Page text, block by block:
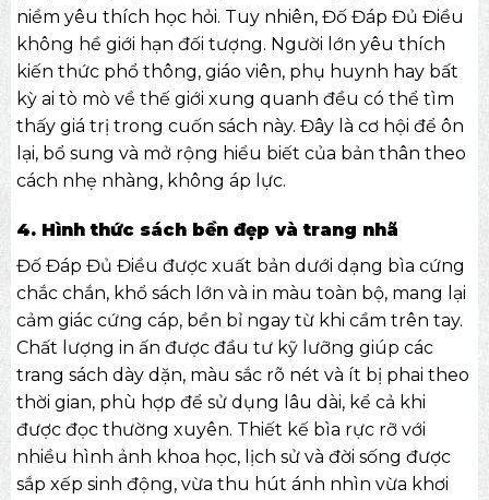
niềm yêu thích học hỏi. Tuy nhiên, Đố Đáp Đủ Điều
không hề giới hạn đối tượng. Người lớn yêu thích
kiến thức phổ thông, giáo viên, phụ huynh hay bất
kỳ ai tò mò về thế giới xung quanh đều có thể tìm
thấy giá trị trong cuốn sách này. Đây là cơ hội để ôn
lại, bổ sung và mở rộng hiểu biết của bản thân theo
cách nhẹ nhàng, không áp lực.
4. Hình thức sách bền đẹp và trang nhã
Đố Đáp Đủ Điều được xuất bản dưới dạng bìa cứng
chắc chắn, khổ sách lớn và in màu toàn bộ, mang lại
cảm giác cứng cáp, bền bỉ ngay từ khi cầm trên tay.
Chất lượng in ấn được đầu tư kỹ lưỡng giúp các
trang sách dày dặn, màu sắc rõ nét và ít bị phai theo
thời gian, phù hợp để sử dụng lâu dài, kể cả khi
được đọc thường xuyên. Thiết kế bìa rực rỡ với
nhiều hình ảnh khoa học, lịch sử và đời sống được
sắp xếp sinh động, vừa thu hút ánh nhìn vừa khơi